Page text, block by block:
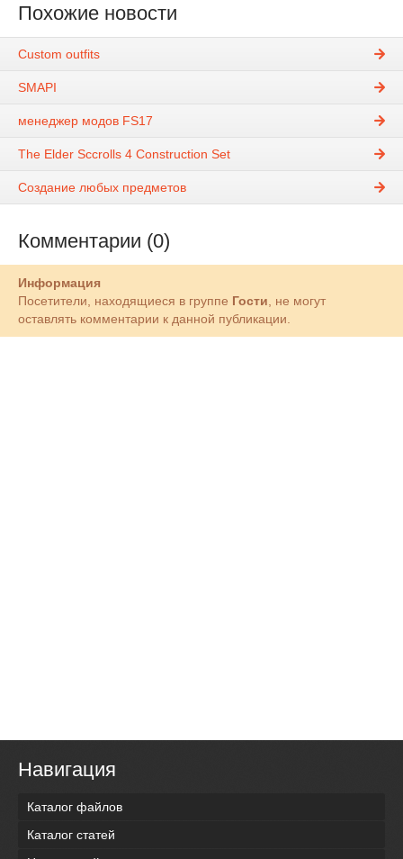
Похожие новости
Custom outfits
SMAPI
менеджер модов FS17
The Elder Sccrolls 4 Construction Set
Создание любых предметов
Комментарии (0)
Информация
Посетители, находящиеся в группе Гости , не могут
оставлять комментарии к данной публикации.
Навигация
Каталог файлов
Каталог статей